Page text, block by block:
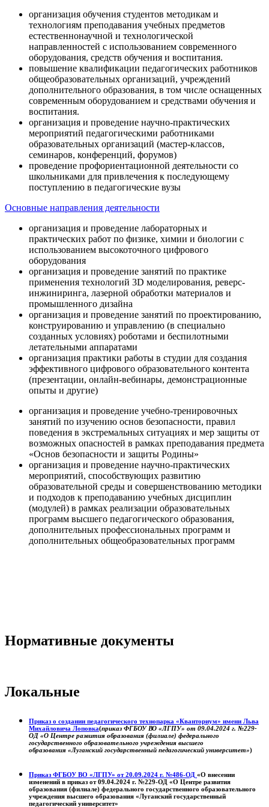
организация обучения студентов методикам и
технологиям преподавания учебных предметов
естественнонаучной и технологической
направленностей с использованием современного
оборудования, средств обучения и воспитания.
повышение квалификации педагогических работников
общеобразовательных организаций, учреждений
дополнительного образования, в том числе оснащенных
современным оборудованием и средствами обучения и
воспитания.
организация и проведение научно-практических
мероприятий педагогическими работниками
образовательных организаций (мастер-классов,
семинаров, конференций, форумов)
проведение профориентационной деятельности со
школьниками для привлечения к последующему
поступлению в педагогические вузы
Основные направления деятельности
организация и проведение лабораторных и
практических работ по физике, химии и биологии с
использованием высокоточного цифрового
оборудования
организация и проведение занятий по практике
применения технологий 3D моделирования, реверс-
инжиниринга, лазерной обработки материалов и
промышленного дизайна
организация и проведение занятий по проектированию,
конструированию и управлению (в специально
созданных условиях) роботами и беспилотными
летательными аппаратами
организация практики работы в студии для создания
эффективного цифрового образовательного контента
(презентации, онлайн-вебинары, демонстрационные
опыты и другие)
организация и проведение учебно-тренировочных
занятий по изучению основ безопасности, правил
поведения в экстремальных ситуациях и мер защиты от
возможных опасностей в рамках преподавания предмета
«Основ безопасности и защиты Родины»
организация и проведение научно-практических
мероприятий, способствующих развитию
образовательной среды и совершенствованию методики
и подходов к преподаванию учебных дисциплин
(модулей) в рамках реализации образовательных
программ высшего педагогического образования,
дополнительных профессиональных программ и
дополнительных общеобразовательных программ
Нормативные документы
Локальные
Приказ о создании педагогического технопарка «Кванториум» имени Льва
Михайловича Лоповка(приказ ФГБОУ ВО «ЛГПУ» от 09.04.2024 г. №229-
ОД «О Центре развития образования (филиале) федерального
государственного образовательного учреждения высшего
образования «Луганский государственный педагогический университет»)
Приказ ФГБОУ ВО «ЛГПУ» от 20.09.2024 г. №486-ОД «О внесении
изменений в приказ от 09.04.2024 г. №229-ОД «О Центре развития
образования (филиале) федерального государственного образовательного
учреждения высшего образования «Луганский государственный
педагогический университет»